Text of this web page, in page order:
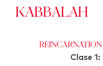
Kabbalah
Reincarnation
Clase